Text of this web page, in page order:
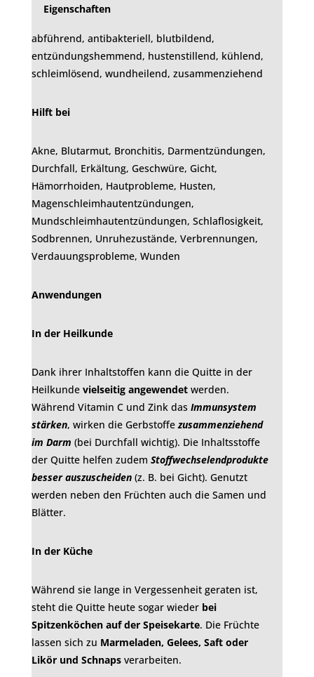
Eigenschaften
abführend, antibakteriell, blutbildend,
entzündungshemmend, hustenstillend, kühlend,
schleimlösend, wundheilend, zusammenziehend
Hilft bei
Akne, Blutarmut, Bronchitis, Darmentzündungen,
Durchfall, Erkältung, Geschwüre, Gicht,
Hämorrhoiden, Hautprobleme, Husten,
Magenschleimhautentzündungen,
Mundschleimhautentzündungen, Schlaflosigkeit,
Sodbrennen, Unruhezustände, Verbrennungen,
Verdauungsprobleme, Wunden
Anwendungen
In der Heilkunde
Dank ihrer Inhaltstoffen kann die Quitte in der
Heilkundevielseitig angewendetwerden.
Während Vitamin C und Zink das Immunsystem
stärken, wirken die Gerbstoffezusammenziehend
im Darm (bei Durchfall wichtig). Die Inhaltsstoffe
der Quitte helfen zudem Stoffwechselendprodukte
besser auszuscheiden(z. B. bei Gicht). Genutzt
werden neben den Früchten auch die Samen und
Blätter.
In der Küche
Während sie lange in Vergessenheit geraten ist,
steht die Quitte heute sogar wieder bei
Spitzenköchen auf der Speisekarte. Die Früchte
lassen sich zu Marmeladen, Gelees, Saft oder
Likör und Schnapsverarbeiten.